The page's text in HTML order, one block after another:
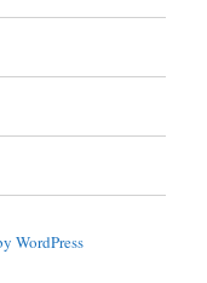
WordPress